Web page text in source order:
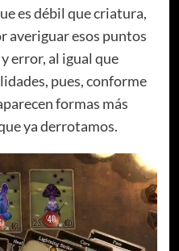
es débil que criatura,
averiguar esos puntos
error, al igual que
pues, conforme
formas más
ya derrotamos.